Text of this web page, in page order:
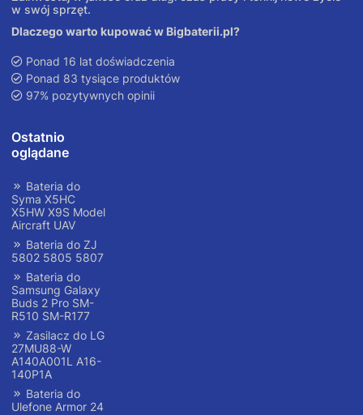
w swój sprzęt.
Dlaczego warto kupować w Bigbaterii.pl?
Ponad 16 lat doświadczenia
Ponad 83 tysiące produktów
97% pozytywnych opinii
Ostatnio
oglądane
Bateria do
Syma X5HC
X5HW X9S Model
Aircraft UAV
Bateria do ZJ
5802 5805 5807
Bateria do
Samsung Galaxy
Buds 2 Pro SM-
R510 SM-R177
Zasilacz do LG
27MU88-W
A140A001L A16-
140P1A
Bateria do
Ulefone Armor 24